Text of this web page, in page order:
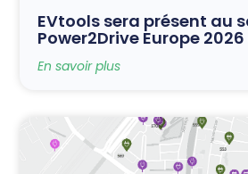
EVtools sera présent au
Power2Drive Europe
En savoir plus